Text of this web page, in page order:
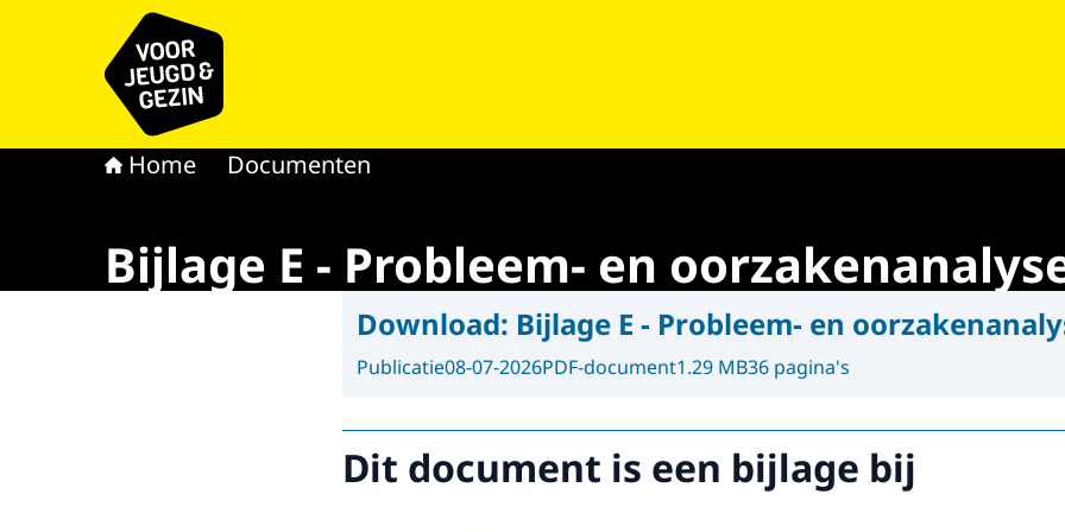
Naar de homepage van voor Jeugd & Gezin
Home Documenten
Bijlage E - Probleem- en
Download: Bijlage E - Probleem- en
Publicatie08-07-2026PDF-document1.29 MB36 pagina's
Dit document is een bijlage bij